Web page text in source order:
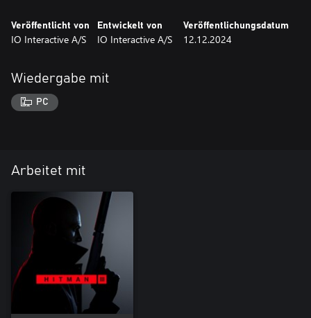
Veröffentlicht von
IO Interactive A/S
Entwickelt von
IO Interactive A/S
Veröffentlichungsdatum
12.12.2024
Wiedergabe mit
PC
Arbeitet mit